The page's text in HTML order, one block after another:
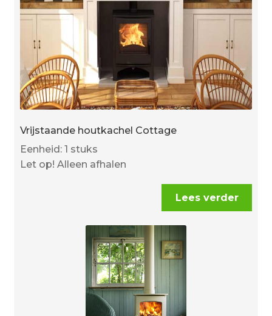
Vrijstaande houtkachel Cottage
Eenheid: 1 stuks
Let op! Alleen afhalen
Lees verder